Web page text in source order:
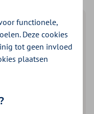
die vaak
functionele,
Deze cookies
tot geen invloed
plaatsen